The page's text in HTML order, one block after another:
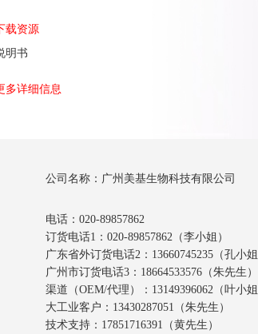
载资源
明书
多详细信息
公司名称：广州美基生物科技有限公司
电话：020-89857862
订货电话1：020-89857862（李小姐）
广东省外订货电话2：13660745235（孔小姐
广州市订货电话3：18664533576（朱先生）
渠道（OEM/代理）：13149396062（叶小姐
大工业客户：13430287051（朱先生）
技术支持：17851716391（黄先生）